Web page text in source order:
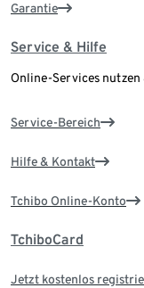
Garantie
Service & Hilfe
Online-Services
Service-Bereich
Hilfe & Kontakt
Tchibo Online-Konto
TchiboCard
Jetzt kostenlos